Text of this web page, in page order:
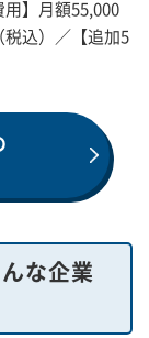
用】月額55,000
込）／【追加5
な企業